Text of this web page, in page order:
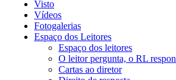
Visto
Vídeos
Fotogalerias
Espaço dos Leitores
Espaço dos leitores
O leitor pergunta, o RL
Cartas ao diretor